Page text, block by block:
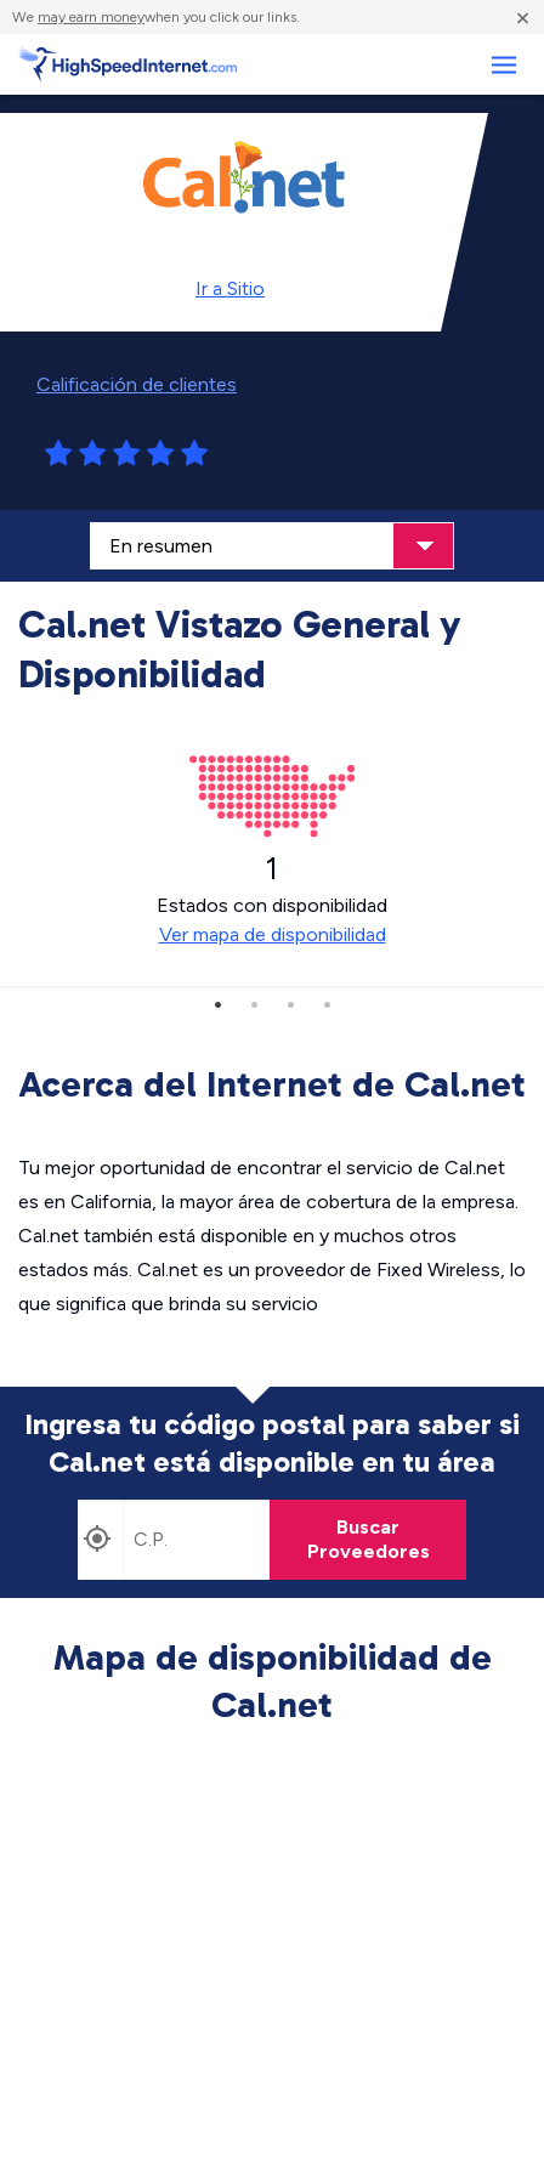
We may earn moneywhen you click our links. ×
Ir a Sitio
Calificación de clientes
Cal.net Vistazo General y
Disponibilidad
1
Estados con disponibilidad
Ver mapa de disponibilidad
Acerca del Internet de Cal.net
Tu mejor oportunidad de encontrar el servicio de Cal.net
es en California, la mayor área de cobertura de la empresa.
Cal.net también está disponible en y muchos otros
estados más. Cal.net es un proveedor de Fixed Wireless, lo
que significa que brinda su servicio
Ingresa tu código postal para saber si
Cal.net está disponible en tu área
Buscar
Proveedores
Mapa de disponibilidad de
Cal.net